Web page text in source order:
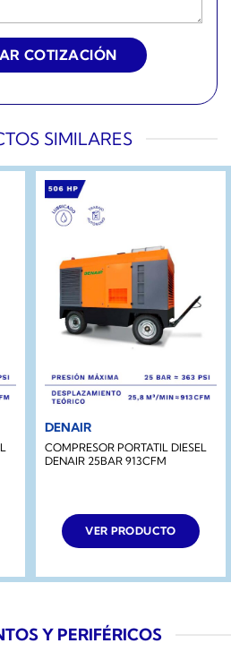
SIMILARES
DENAIR
COMPRESOR PORTATIL DIESEL
DENAIR 25BAR 913CFM
VER PRODUCTO
Y PERIFÉRICOS